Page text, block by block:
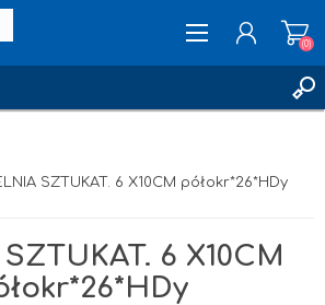
(0)
SZTUKAT. 6 X10CM półokr*26*HDy
6 X10CM